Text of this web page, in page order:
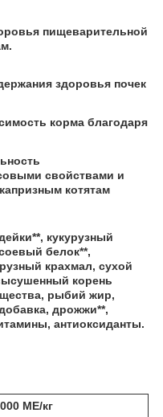
пищеварительной
здоровья почек
корма благодаря
свойствами и
котятам
кукурузный
белок**,
крахмал, сухой
корень
рыбий жир,
дрожжи**,
антиоксиданты.
МЕ/кг